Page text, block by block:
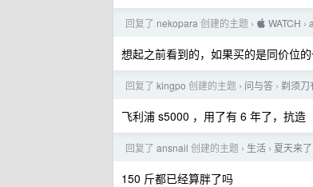
回复了 nekopara 创建的主题 ›  WATCH ›
想起之前看到的，如果买的是同价位
回复了 kingpo 创建的主题 › 问与答 › 剃须
飞利浦 s5000 ，用了有 6 年了，抗造
回复了 ansnail 创建的主题 › 生活 › 夏天来
150 斤都已经算胖了吗